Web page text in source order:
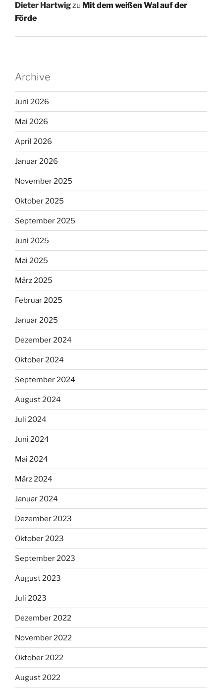
Dieter Hartwigzu Mit dem weißen Wal auf der
Förde
Archive
Juni 2026
Mai 2026
April 2026
Januar 2026
November 2025
Oktober 2025
September 2025
Juni 2025
Mai 2025
März 2025
Februar 2025
Januar 2025
Dezember 2024
Oktober 2024
September 2024
August 2024
Juli 2024
Juni 2024
Mai 2024
März 2024
Januar 2024
Dezember 2023
Oktober 2023
September 2023
August 2023
Juli 2023
Dezember 2022
November 2022
Oktober 2022
August 2022